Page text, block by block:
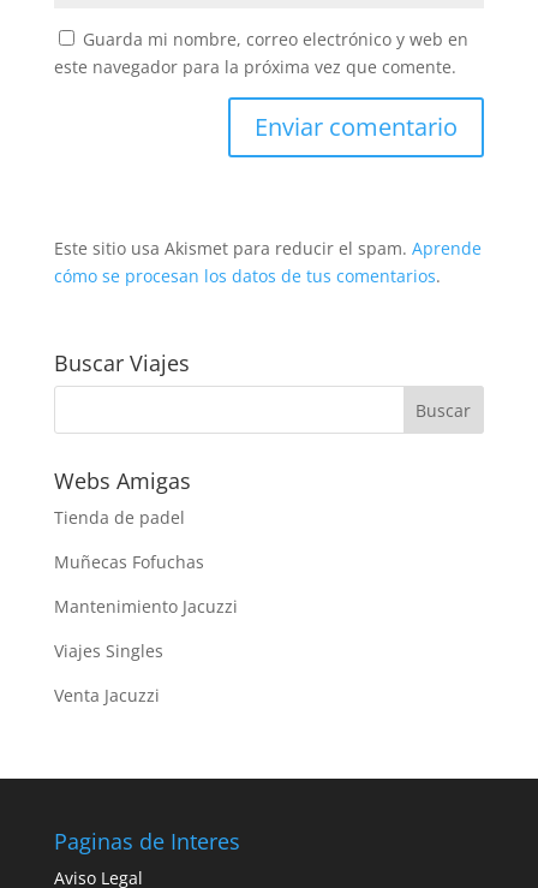
Guarda mi nombre, correo electrónico y web en
este navegador para la próxima vez que comente.
Este sitio usa Akismet para reducir el spam. Aprende
cómo se procesan los datos de tus comentarios.
Buscar Viajes
Webs Amigas
Tienda de padel
Muñecas Fofuchas
Mantenimiento Jacuzzi
Viajes Singles
Venta Jacuzzi
Paginas de Interes
Aviso Legal